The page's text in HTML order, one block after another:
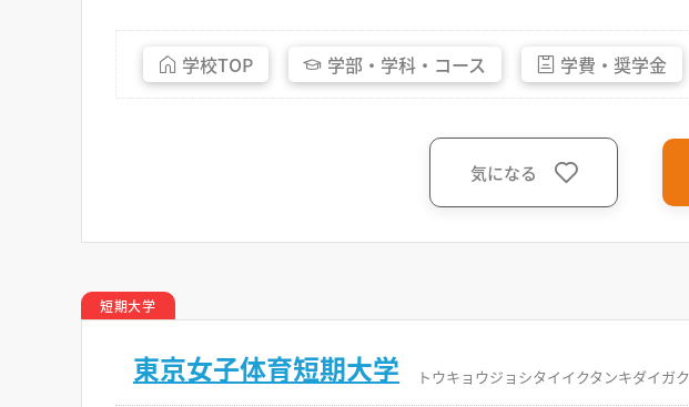
学校TOP 学部・ 学科・ コース 学費・ 奨学金
気になる
短期大学
東京女子体育短期大学 トウキョウジョシタイイクタンキダイガク